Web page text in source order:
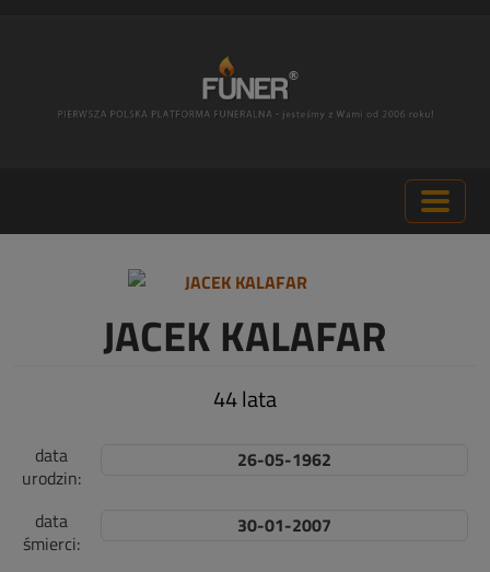
JACEK KALAFAR
44 lata
data
urodzin:
26-05-1962
data
śmierci:
30-01-2007